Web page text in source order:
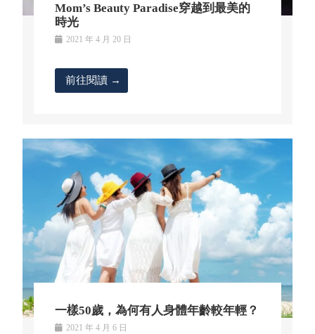
Mom’s Beauty Paradise穿越到最美的
時光
2021 年 4 月 20 日
前往閱讀 →
一樣50歲，為何有人身體年齡較年輕？
2021 年 4 月 6 日